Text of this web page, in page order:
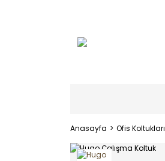
Anasayfa Ofis Koltukları